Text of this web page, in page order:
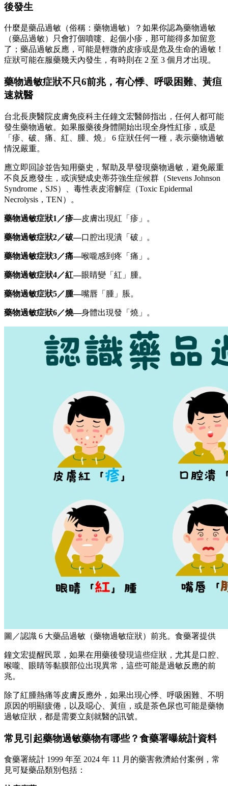
後發生
什麼是藥品過敏（俗稱：藥物過敏）？如果你認為藥物過敏
（藥品過敏）只會打個噴嚏、起個小疹，那可能得多加留意
了；藥品過敏反應，可能是輕微的皮疹或是危及生命的過敏！
症狀可能在服藥幾天內發生，有時則在 2 至 3 個月才出現。
藥物過敏症狀不只6前兆，有心悸、呼吸困難、黃疸
速就醫
台北長庚醫院皮膚免疫科主任鐘文宏醫師指出，任何人都可能
發生藥物過敏。如果服藥後身體開始出現全身性紅疹，或是
「疹、破、痛、紅、腫、燒」 6 症狀任何一種，表示藥物過敏
情況嚴重。
應立即回診並告知用藥史，幫助及早發現藥物過敏，避免嚴重
不良反應發生，或演變成史蒂芬強生症候群（Stevens Johnson
Syndrome，SJS）、毒性表皮溶解症（Toxic Epidermal
Necrolysis，TEN）。
藥物過敏症狀1 ／疹—皮膚出現紅「疹」。
藥物過敏症狀2／破—口腔出現潰「破」。
藥物過敏症狀3／痛—喉嚨感到疼「痛」。
藥物過敏症狀4／紅—眼睛變「紅」腫。
藥物過敏症狀5／腫—嘴唇「腫」脹。
藥物過敏症狀6／燒—身體出現發「燒」。
圖／認識 6 大藥品過敏（藥物過敏症狀）前兆。食藥署提供
鐘文宏提醒民眾，如果在用藥後發現這些症狀，尤其是口腔、
喉嚨、眼睛等黏膜部位出現異常，這些可能是過敏反應的前
兆。
除了紅腫熱痛等皮膚反應外，如果出現心悸、呼吸困難、不明
原因的明顯疲倦，以及噁心、黃疸，或是茶色尿也可能是藥物
過敏症狀，都是需要立刻就醫的訊號。
常見引起藥物過敏藥物有哪些？食藥署曝統計資料
食藥署統計 1999 年至 2024 年 11 月的藥害救濟給付案例，常
見可疑藥品類別包括：